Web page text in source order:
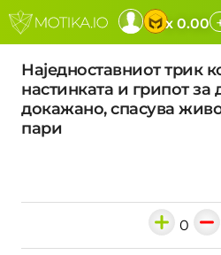
x 0.00
Наједноставниот трик
настинката и грипот за
докажано, спасува
пари
0